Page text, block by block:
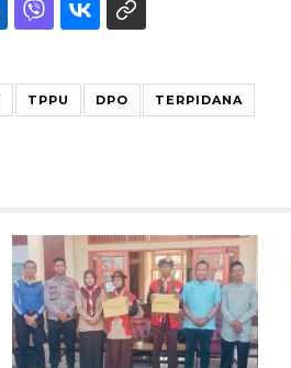
TPPU DPO TERPIDANA